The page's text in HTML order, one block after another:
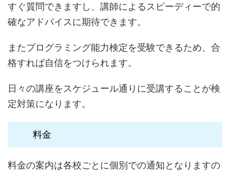
すぐ質問できますし、講師によるスピーディーで的
確なアドバイスに期待できます。
またプログラミング能力検定を受験できるため、合
格すれば自信をつけられます。
日々の講座をスケジュール通りに受講することが検
定対策になります。
料金
料金の案内は各校ごとに個別での通知となりますの